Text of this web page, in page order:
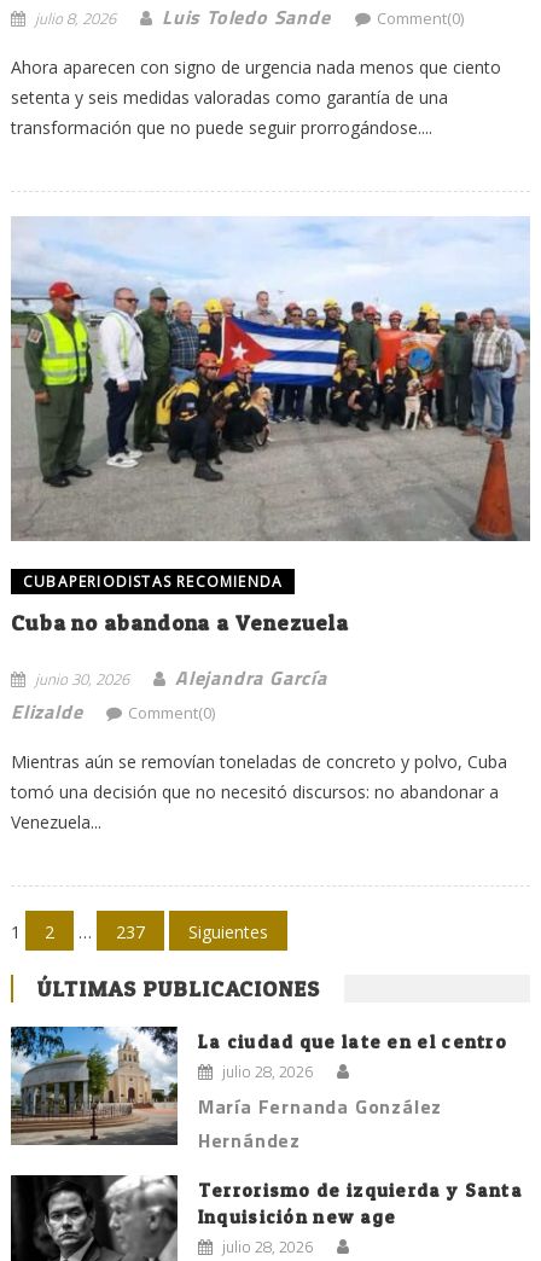
julio 8, 2026 Luis Toledo Sande Comment(0)
Ahora aparecen con signo de urgencia nada menos que ciento
setenta y seis medidas valoradas como garantía de una
transformación que no puede seguir prorrogándose....
CUBAPERIODISTAS RECOMIENDA
Cuba no abandona a Venezuela
junio 30, 2026
Alejandra García
Elizalde
Comment(0)
Mientras aún se removían toneladas de concreto y polvo, Cuba
tomó una decisión que no necesitó discursos: no abandonar a
Venezuela...
Navegación
de
entradas
1 2 … 237 Siguientes
ÚLTIMAS PUBLICACIONES
La ciudad que late en el centro
julio 28, 2026
María Fernanda González
Hernández
Terrorismo de izquierda y Santa
Inquisición new age
julio 28, 2026